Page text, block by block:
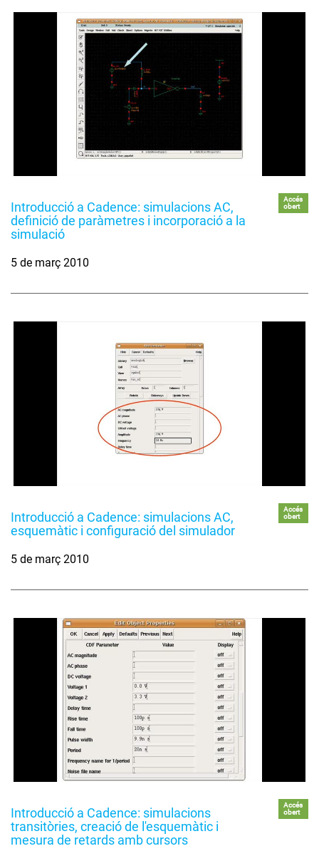
Introducció a Cadence: simulacions AC,
definició de paràmetres i incorporació a la
simulació
Accés
obert
5 de març 2010
Introducció a Cadence: simulacions AC,
esquemàtic i configuració del simulador
Accés
obert
5 de març 2010
Introducció a Cadence: simulacions
transitòries, creació de l'esquemàtic i
mesura de retards amb cursors
Accés
obert